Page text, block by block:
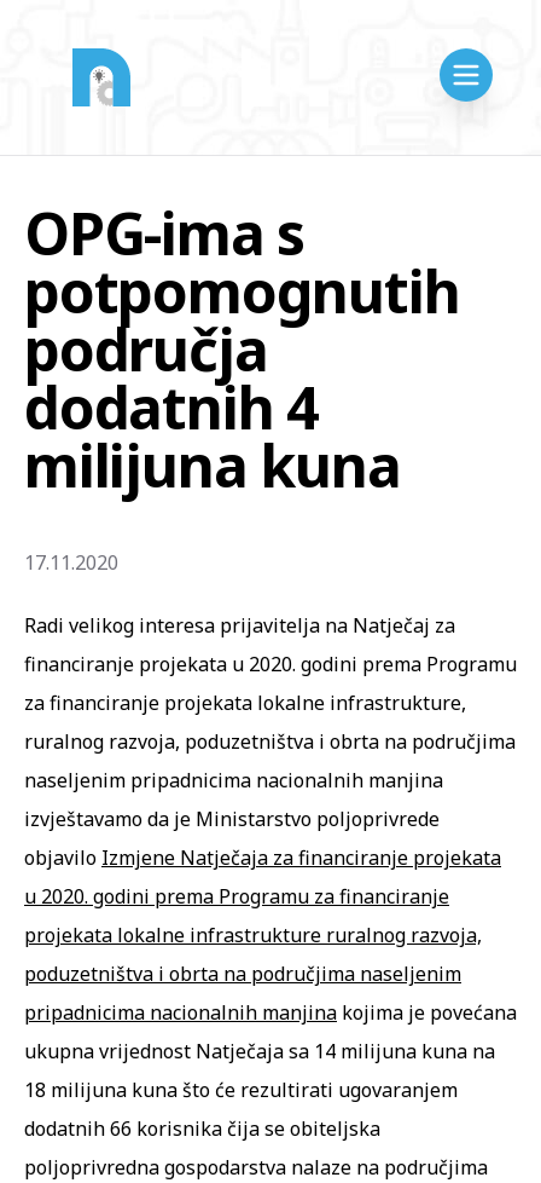
OPG-ima s
potpomognutih
područja
dodatnih 4
milijuna kuna
17.11.2020
Radi velikog interesa prijavitelja na Natječaj za
financiranje projekata u 2020. godini prema Programu
za financiranje projekata lokalne infrastrukture,
ruralnog razvoja, poduzetništva i obrta na područjima
naseljenim pripadnicima nacionalnih manjina
izvještavamo da je Ministarstvo poljoprivrede
objavilo Izmjene Natječaja za financiranje projekata
u 2020. godini prema Programu za financiranje
projekata lokalne infrastrukture ruralnog razvoja,
poduzetništva i obrta na područjima naseljenim
pripadnicima nacionalnih manjina kojima je povećana
ukupna vrijednost Natječaja sa 14 milijuna kuna na
18 milijuna kuna što će rezultirati ugovaranjem
dodatnih 66 korisnika čija se obiteljska
poljoprivredna gospodarstva nalaze na područjima